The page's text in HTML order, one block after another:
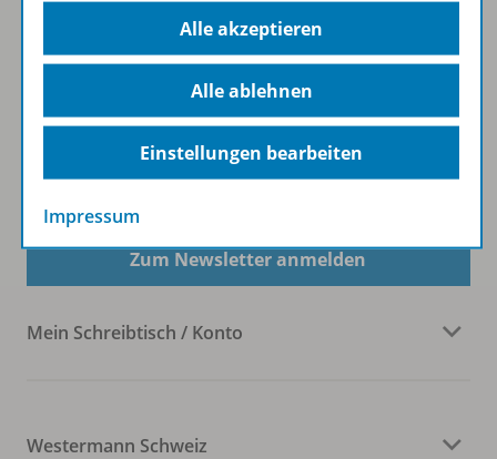
Newsletter
Zum Newsletter anmelden
Mein Schreibtisch / Konto
Westermann Schweiz
Alle akzeptieren
Alle ablehnen
Einstellungen bearbeiten
Impressum